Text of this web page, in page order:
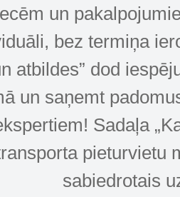
un
bez termiņa
atbildes” dod
un saņemt
Sadaļa
pieturvietu
sabiedrotais